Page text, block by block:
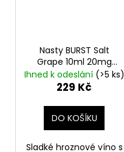
Nasty BURST Salt
Grape 10ml 20mg
Hroznové víno,
Chladivá složka (ICE)
Ihned k odeslání (>5 ks)
229 Kč
DO KOŠÍKU
Sladké hroznové víno s